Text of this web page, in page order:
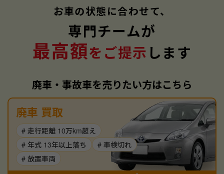
お車の状態に合わせて、
専門チームが
最高額をご提示 します
廃車・事故車を売りたい方はこちら
廃車 買取
# 走行距離 10万km超え
# 年式 13年以上落ち
# 車検切れ
# 放置車両